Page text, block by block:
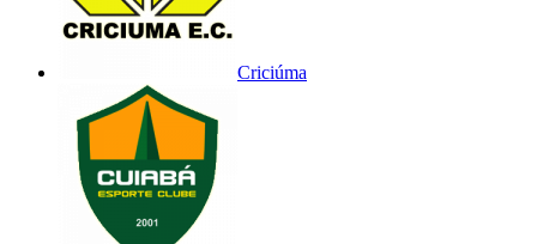
Criciúma